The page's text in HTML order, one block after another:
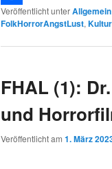
Teilen
Veröffentlicht unterAllgemein
FolkHorrorAngstLust,
FHAL (1):
und
Veröffentlicht am 1. März